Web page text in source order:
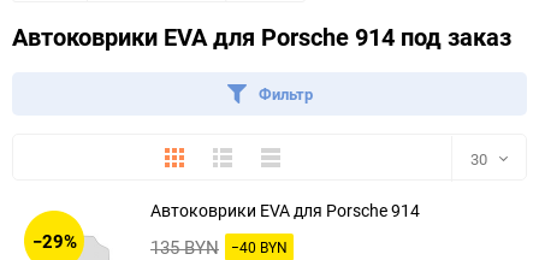
Автоковрики EVA для Porsche 914 под заказ
Фильтр
ПлиткаПодробноКомпактно 30
−29%
Автоковрики EVA для Porsche 914
135 BYN −40 BYN